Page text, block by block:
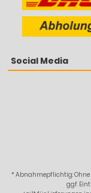
Social Media
* Abnahmepflichtig: Ohne
ggf.